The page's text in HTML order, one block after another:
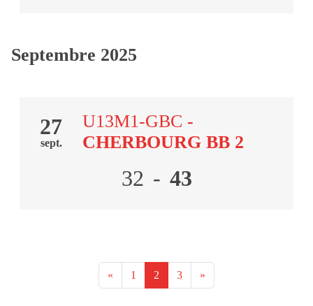
Septembre 2025
27
sept.
U13M1-GBC -
CHERBOURG BB 2
32 - 43
« 1 2 3 »